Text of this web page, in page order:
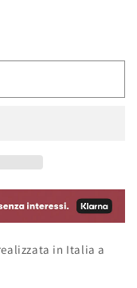
in Italia a